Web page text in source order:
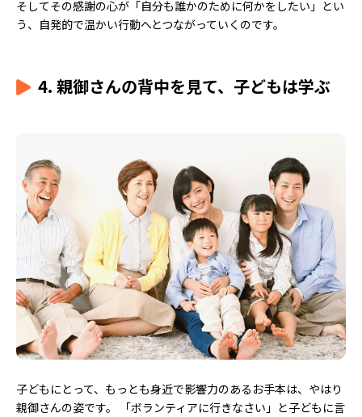
そしてその感謝の心が「自分も誰かのために何かをしたい」とい
う、自発的で温かい行動へとつながっていくのです。
4. 親御さんの背中を見て、子どもは学ぶ
子どもにとって、もっとも身近で影響力のあるお手本は、やはり
親御さんの姿です。 「ボランティアに行きなさい」と子どもに言